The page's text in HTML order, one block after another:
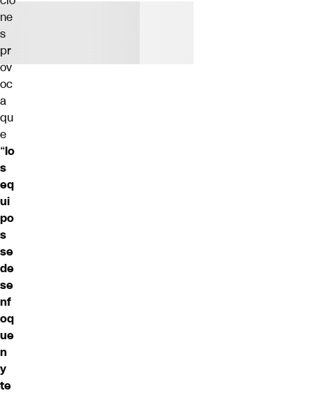
ne
s
pr
ov
oc
a
qu
e
“lo
s
eq
ui
po
s
se
de
se
nf
oq
ue
n
y
te